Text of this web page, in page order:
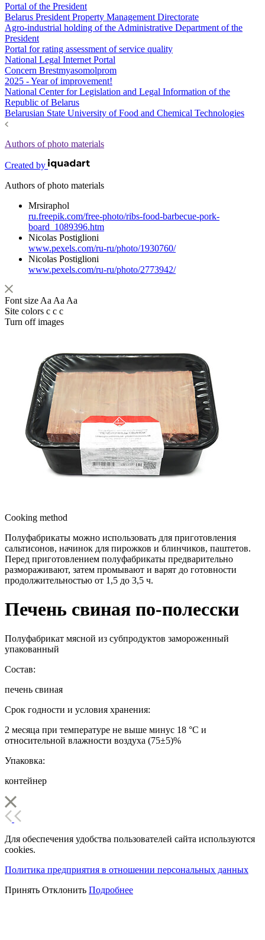
Portal of the President
Belarus President Property Management Directorate
Agro-industrial holding of the Administrative Department of the
President
Portal for rating assessment of service quality
National Legal Internet Portal
Concern Brestmyasomolprom
2025 - Year of improvement!
National Center for Legislation and Legal Information of the
Republic of Belarus
Belarusian State University of Food and Chemical Technologies
Authors of photo materials
Created by
Authors of photo materials
Mrsiraphol
ru.freepik.com/free-photo/ribs-food-barbecue-pork-
board_1089396.htm
Nicolas Postiglioni
www.pexels.com/ru-ru/photo/1930760/
Nicolas Postiglioni
www.pexels.com/ru-ru/photo/2773942/
Font size Aa Aa Aa
Site colors c c c
Turn off images
Cooking method
Полуфабрикаты можно использовать для приготовления
сальтисонов, начинок для пирожков и блинчиков, паштетов.
Перед приготовлением полуфабрикаты предварительно
размораживают, затем промывают и варят до готовности
продолжительностью от 1,5 до 3,5 ч.
Печень свиная по-полесски
Полуфабрикат мясной из субпродуктов замороженный
упакованный
Состав:
печень свиная
Срок годности и условия хранения:
2 месяца при температуре не выше минус 18 °С и
относительной влажности воздуха (75±5)%
Упаковка:
контейнер
Для обеспечения удобства пользователей сайта используются
cookies.
Политика предприятия в отношении персональных данных
Принять Отклонить Подробнее